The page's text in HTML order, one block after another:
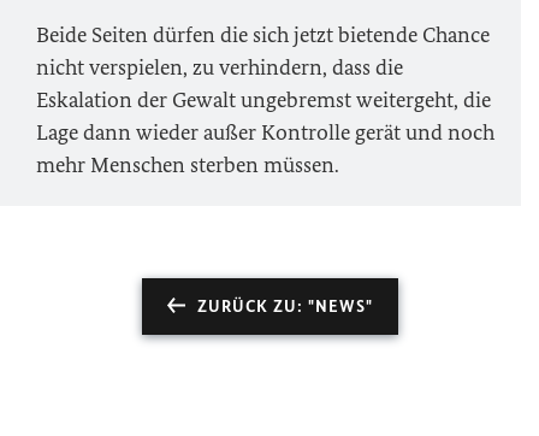
Beide Seiten dürfen die sich jetzt bietende Chance
nicht verspielen, zu verhindern, dass die
Eskalation der Gewalt ungebremst weitergeht, die
Lage dann wieder außer Kontrolle gerät und noch
mehr Menschen sterben müssen.
ZURÜCK ZU: "NEWS"